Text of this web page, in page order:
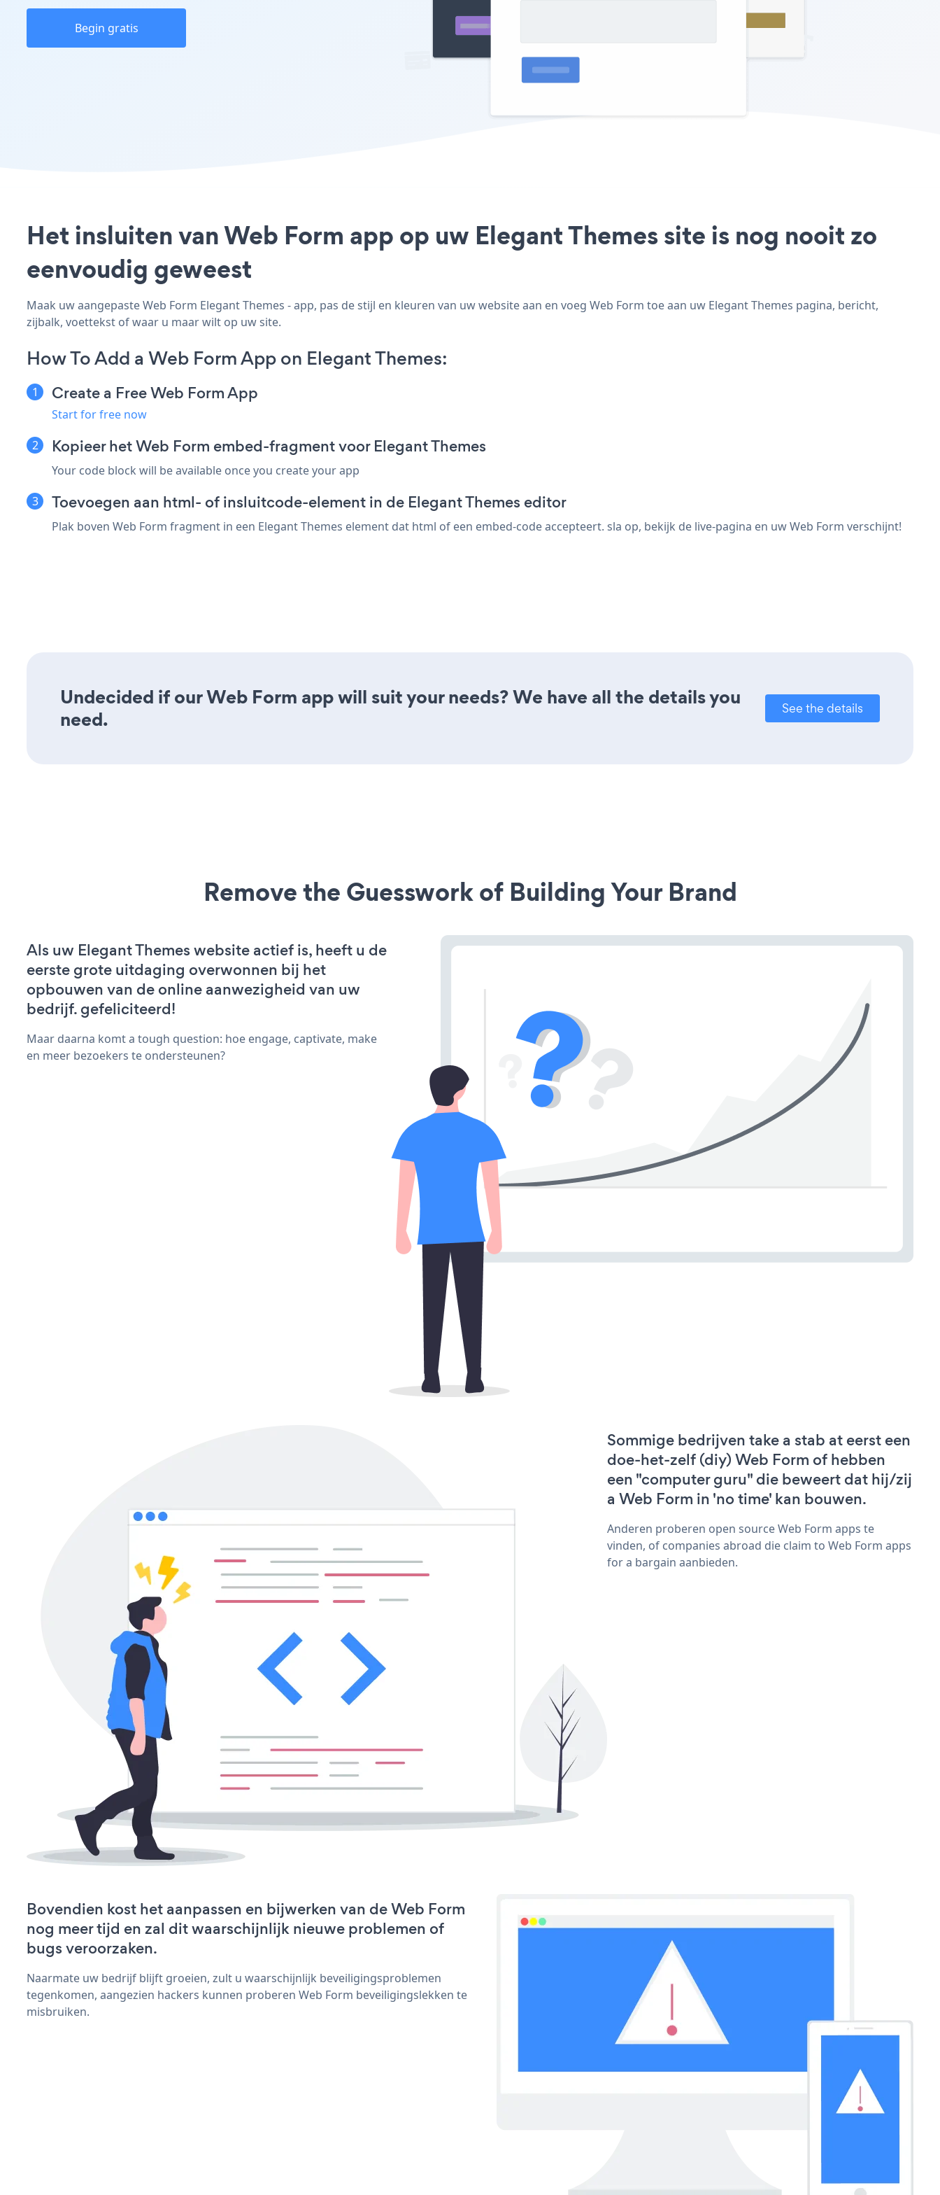
Begin gratis
Het insluiten van Web Form app op uw Elegant Themes site is nog nooit zo
eenvoudig geweest
Maak uw aangepaste Web Form Elegant Themes - app, pas de stijl en kleuren van uw website aan en voeg Web Form toe aan uw Elegant Themes pagina, bericht,
zijbalk, voettekst of waar u maar wilt op uw site.
How To Add a Web Form App on Elegant Themes:
Create a Free Web Form App
Start for free now
Kopieer het Web Form embed-fragment voor Elegant Themes
Your code block will be available once you create your app
Toevoegen aan html- of insluitcode-element in de Elegant Themes editor
Plak boven Web Form fragment in een Elegant Themes element dat html of een embed-code accepteert. sla op, bekijk de live-pagina en uw Web Form verschijnt!
Undecided if our Web Form app will suit your needs? We have all the details you
need.
See the details
Remove the Guesswork of Building Your Brand
Als uw Elegant Themes website actief is, heeft u de
eerste grote uitdaging overwonnen bij het
opbouwen van de online aanwezigheid van uw
bedrijf. gefeliciteerd!
Maar daarna komt a tough question: hoe engage, captivate, make
en meer bezoekers te ondersteunen?
Sommige bedrijven take a stab at eerst een
doe-het-zelf (diy) Web Form of hebben
een "computer guru" die beweert dat hij/zij
a Web Form in 'no time' kan bouwen.
Anderen proberen open source Web Form apps te
vinden, of companies abroad die claim to Web Form apps
for a bargain aanbieden.
Bovendien kost het aanpassen en bijwerken van de Web Form
nog meer tijd en zal dit waarschijnlijk nieuwe problemen of
bugs veroorzaken.
Naarmate uw bedrijf blijft groeien, zult u waarschijnlijk beveiligingsproblemen
tegenkomen, aangezien hackers kunnen proberen Web Form beveiligingslekken te
misbruiken.